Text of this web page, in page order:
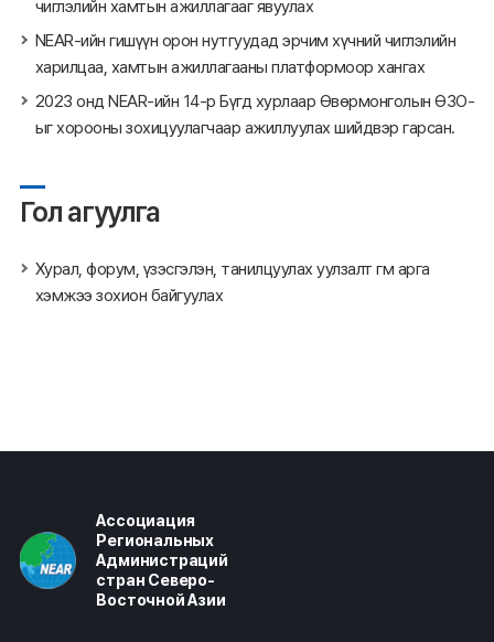
чиглэлийн хамтын ажиллагааг явуулах
NEAR-ийн гишүүн орон нутгуудад эрчим хүчний чиглэлийн
харилцаа, хамтын ажиллагааны платформоор хангах
2023 онд NEAR-ийн 14-р Бүгд хурлаар Өвөрмонголын ӨЗО-
ыг хорооны зохицуулагчаар ажиллуулах шийдвэр гарсан.
Гол агуулга
Хурал, форум, үзэсгэлэн, танилцуулах уулзалт гм арга
хэмжээ зохион байгуулах
Ассоциация
Региональных
Администраций
стран Северо-
Восточной Азии